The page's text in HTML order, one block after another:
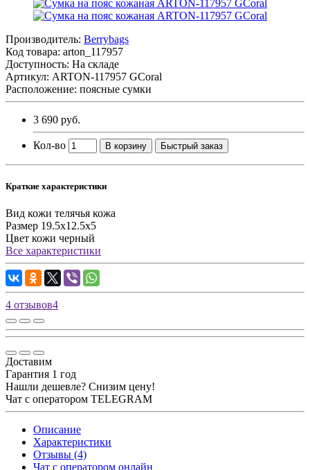
Производитель: Berrybags
Код товара: arton_117957
Доступность: На складе
Артикул: ARTON-117957 GCoral
Расположение: поясные сумки
3 690 руб.
Кол-во В корзину Быстрый заказ
Краткие характеристики
Вид кожи телячья кожа
Размер 19.5х12.5х5
Цвет кожи черный
Все характеристики
4 отзывов4
Доставим
Гарантия 1 год
Нашли дешевле? Снизим цену!
Чат с оператором TELEGRAM
Описание
Характеристики
Отзывы (4)
Чат с оператором онлайн